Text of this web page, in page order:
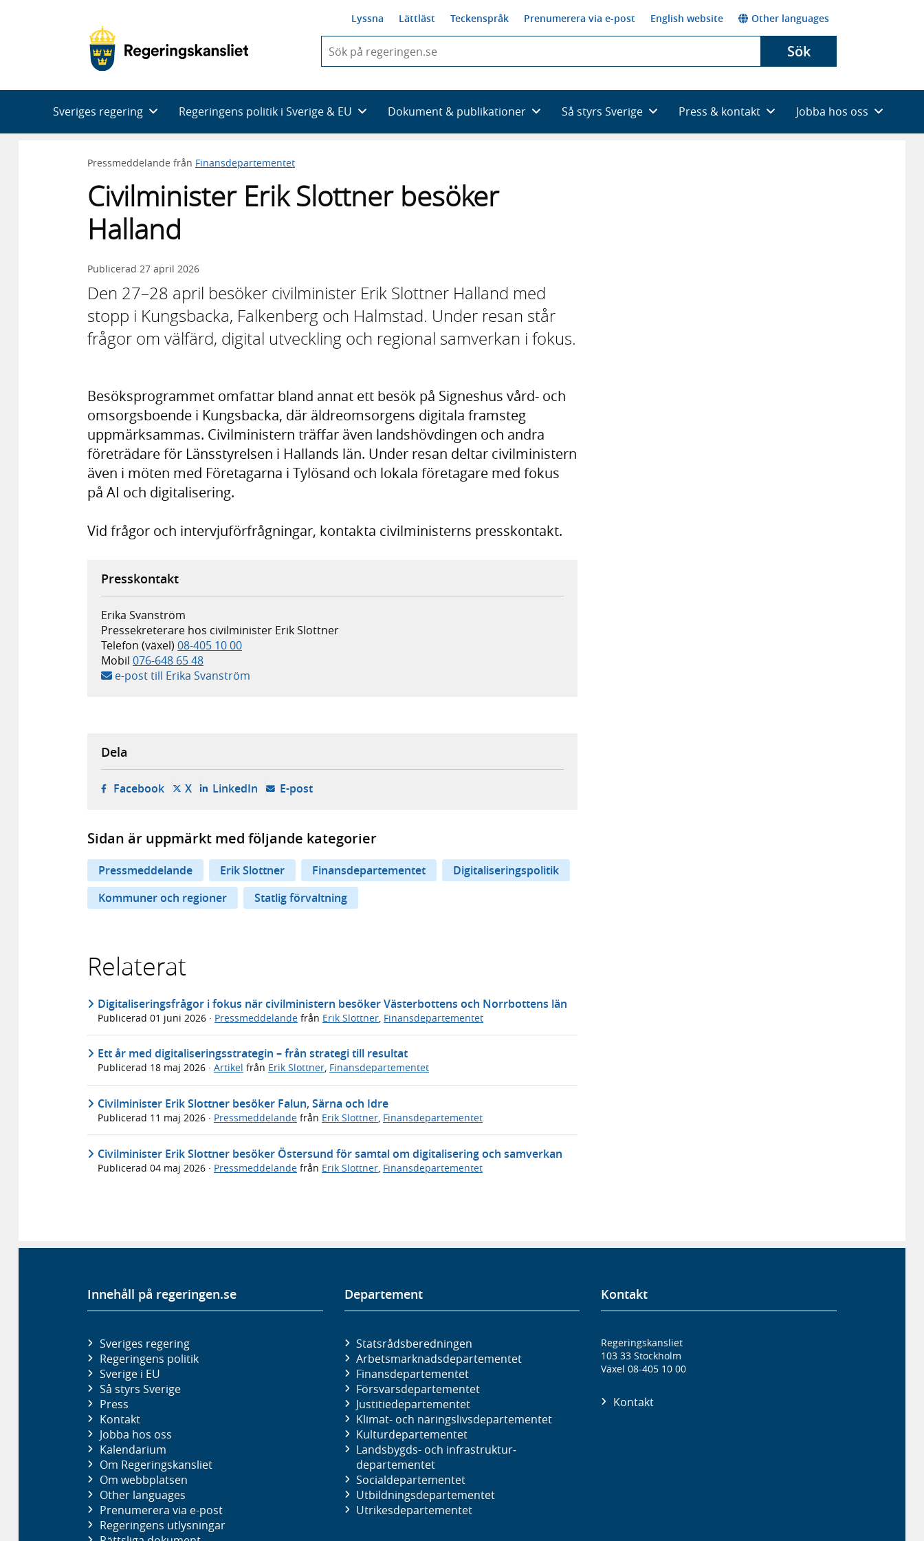
Lyssna Lättläst Teckenspråk Prenumerera via e-post English website Other languages
du
skriva
framträder
en
Sök
Sveriges regering Regeringens politik i Sverige & EU Dokument & publikationer Så styrs Sverige Press & kontakt Jobba hos oss
Pressmeddelande från Finansdepartementet
Civilminister Erik Slottner besöker
Halland
Publicerad 27 april 2026
Den 27–28 april besöker civilminister Erik Slottner Halland med
stopp i Kungsbacka, Falkenberg och Halmstad. Under resan står
frågor om välfärd, digital utveckling och regional samverkan i fokus.
Besöksprogrammet omfattar bland annat ett besök på Signeshus vård- och
omsorgsboende i Kungsbacka, där äldreomsorgens digitala framsteg
uppmärksammas. Civilministern träffar även landshövdingen och andra
företrädare för Länsstyrelsen i Hallands län. Under resan deltar civilministern
även i möten med Företagarna i Tylösand och lokala företagare med fokus
på AI och digitalisering.
Vid frågor och intervjuförfrågningar, kontakta civilministerns presskontakt.
Presskontakt
Erika Svanström
Pressekreterare hos civilminister Erik Slottner
Telefon (växel) 08-405 10 00
Mobil 076-648 65 48
e-post till Erika Svanström
Dela
Facebook- öppnas i ny flik, extern webbplats,
X- öppnas i ny flik, extern webbplats,
LinkedIn- öppnas i ny flik, extern webbplats,
E-post- öppnar din e-postklient,
Sidan är uppmärkt med följande kategorier
Pressmeddelande Erik Slottner Finansdepartementet
Digitaliseringspolitik
Kommuner och regioner
Statlig förvaltning
Relaterat
Digitaliseringsfrågor i fokus när civilministern besöker Västerbottens och Norrbottens län
Publicerad 01 juni 2026 · Pressmeddelande från Erik Slottner Finansdepartementet
Ett år med digitaliseringsstrategin – från strategi till resultat
Publicerad 18 maj 2026 · Artikel från Erik Slottner, Finansdepartementet
Civilminister Erik Slottner besöker Falun, Särna och Idre
Publicerad 11 maj 2026 · Pressmeddelande från Erik Slottner, Finansdepartementet
Civilminister Erik Slottner besöker Östersund för samtal om digitalisering och samverkan
Publicerad 04 maj 2026 · Pressmeddelande från Erik Slottner Finansdepartementet
Innehåll på regeringen.se
Sveriges regering
Regeringens politik
Sverige i EU
Så styrs Sverige
Press
Kontakt
Jobba hos oss
Kalendarium
Om Regeringskansliet
Om webbplatsen
Other languages
Prenumerera via e-post
Regeringens utlysningar
Departement
Statsrådsberedningen
Arbetsmarknads­departementet
Finans­departementet
Försvars­departementet
Justitie­departementet
Klimat- och näringslivs­departementet
Kultur­departementet
Landsbygds- och infrastruktur­
departementet
Social­departementet
Utbildnings­departementet
Utrikes­departementet
Kontakt
Regeringskansliet
103 33 Stockholm
Växel 08-405 10 00
Kontakt